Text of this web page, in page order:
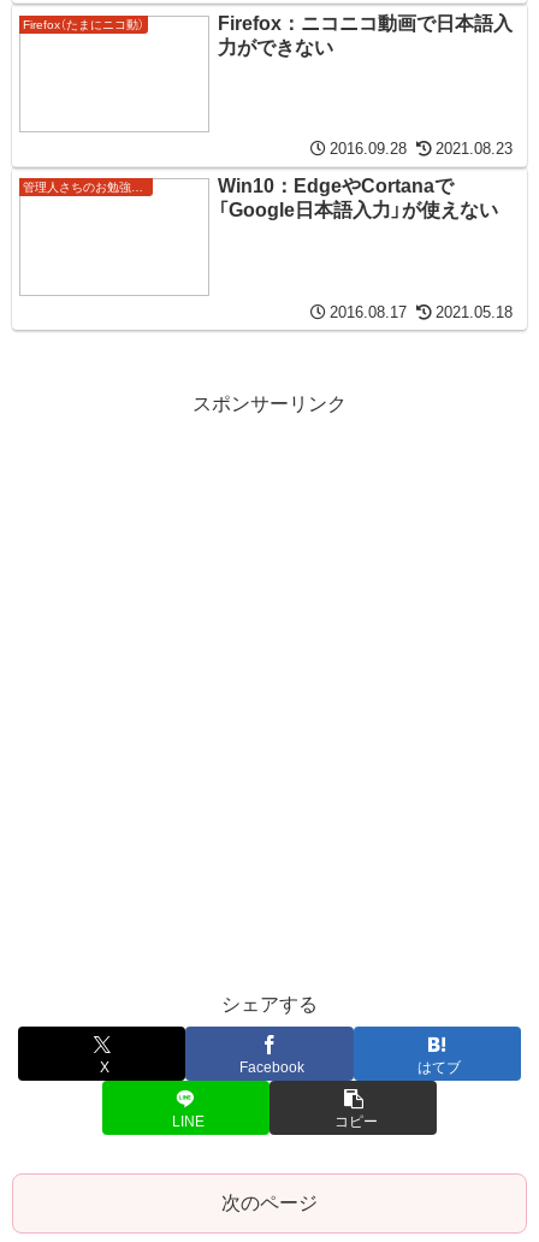
Firefox（たまにニコ動）
Firefox：ニコニコ動画で日本語入
力ができない
2016.09.28 2021.08.23
管理人さちのお勉強ノート
Win10：EdgeやCortanaで
「Google日本語入力」が使えない
2016.08.17 2021.05.18
スポンサーリンク
シェアする
X Facebook はてブ
LINE コピー
次のページ